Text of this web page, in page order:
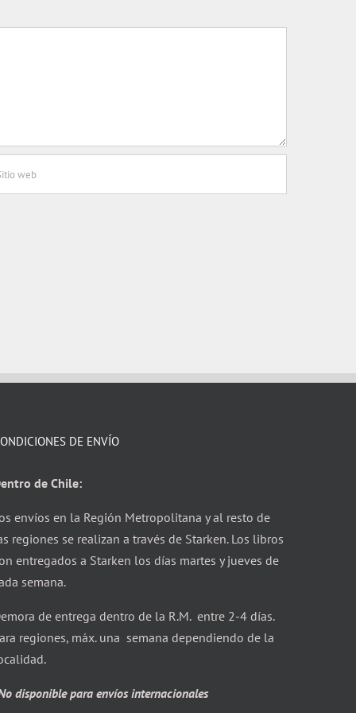
DE ENVÍO
de Chile:
envíos en la Región Metropolitana y al resto de
regiones se realizan a través de Starken. Los libros
entregados a Starken los días martes y jueves de
semana.
de entrega dentro de la R.M. entre 2-4 días.
regiones, máx. una semana dependiendo de la
disponible para envíos internacionales